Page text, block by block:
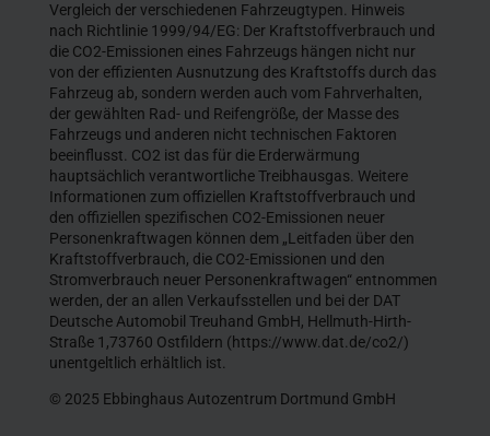
Vergleich der verschiedenen Fahrzeugtypen. Hinweis
nach Richtlinie 1999/94/EG: Der Kraftstoffverbrauch und
die CO2-Emissionen eines Fahrzeugs hängen nicht nur
von der effizienten Ausnutzung des Kraftstoffs durch das
Fahrzeug ab, sondern werden auch vom Fahrverhalten,
der gewählten Rad- und Reifengröße, der Masse des
Fahrzeugs und anderen nicht technischen Faktoren
beeinflusst. CO2 ist das für die Erderwärmung
hauptsächlich verantwortliche Treibhausgas. Weitere
Informationen zum offiziellen Kraftstoffverbrauch und
den offiziellen spezifischen CO2-Emissionen neuer
Personenkraftwagen können dem „Leitfaden über den
Kraftstoffverbrauch, die CO2-Emissionen und den
Stromverbrauch neuer Personenkraftwagen“ entnommen
werden, der an allen Verkaufsstellen und bei der DAT
Deutsche Automobil Treuhand GmbH, Hellmuth-Hirth-
Straße 1,73760 Ostfildern (https://www.dat.de/co2/)
unentgeltlich erhältlich ist.
© 2025 Ebbinghaus Autozentrum Dortmund GmbH